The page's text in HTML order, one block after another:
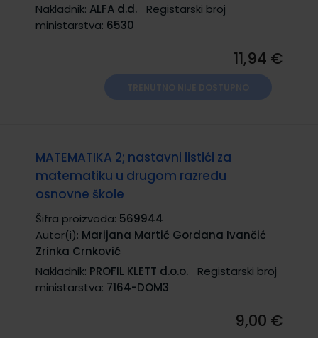
Nakladnik: ALFA d.d.
Registarski broj
ministarstva: 6530
11,94 €
MATEMATIKA 2; nastavni listići za
matematiku u drugom razredu
osnovne škole
Šifra proizvoda: 569944
Autor(i): Marijana Martić Gordana Ivančić
Zrinka Crnković
Nakladnik: PROFIL KLETT d.o.o.
Registarski broj
ministarstva: 7164-DOM3
9,00 €